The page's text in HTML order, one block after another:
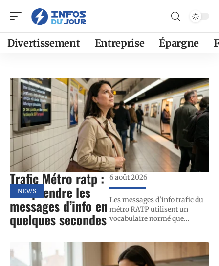
Divertissement Entreprise Épargne
NEWS
Trafic Métro ratp :
comprendre les
messages d’info en
quelques secondes
6 août 2026
Les messages d'info trafic du
métro RATP utilisent un
vocabulaire normé que…